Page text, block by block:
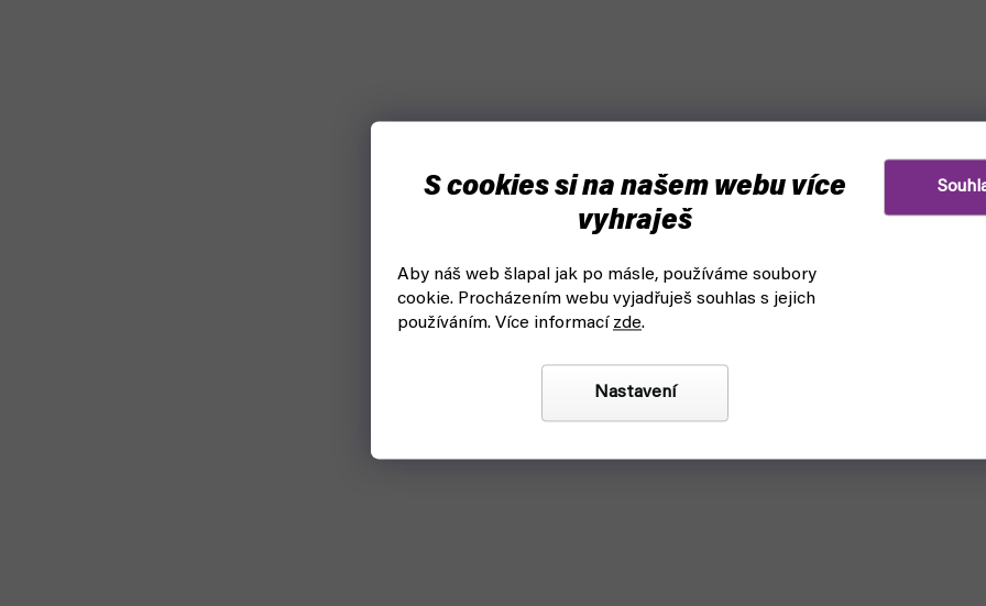
S cookies si na našem webu více
vyhraješ
Aby náš web šlapal jak po másle, používáme soubory
cookie. Procházením webu vyjadřuješ souhlas s jejich
používáním. Více informací zde.
Nastavení